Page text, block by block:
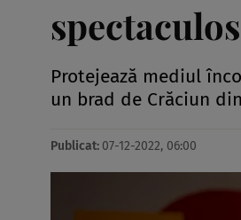
spectaculos
Protejează mediul
un brad de Crăciun
Publicat: 07-12-2022, 06:00